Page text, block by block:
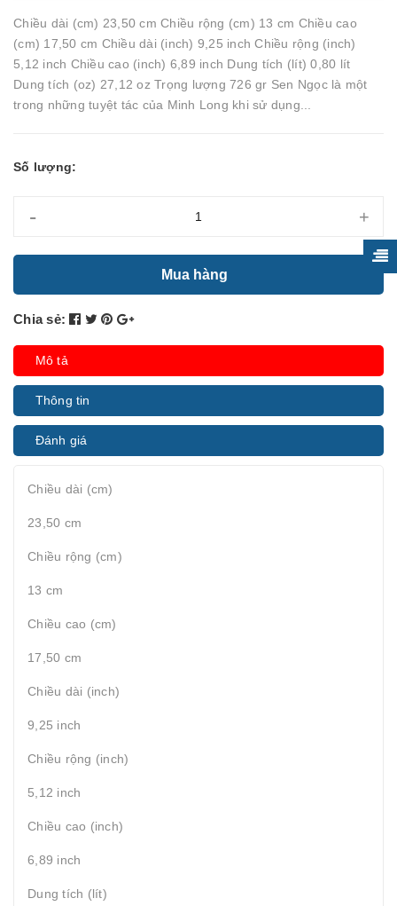
Chiều dài (cm) 23,50 cm Chiều rộng (cm) 13 cm Chiều cao
(cm) 17,50 cm Chiều dài (inch) 9,25 inch Chiều rộng (inch)
5,12 inch Chiều cao (inch) 6,89 inch Dung tích (lít) 0,80 lít
Dung tích (oz) 27,12 oz Trọng lượng 726 gr Sen Ngọc là một
trong những tuyệt tác của Minh Long khi sử dụng...
Số lượng:
- +
Mua hàng
Chia sẻ:
Mô tả
Thông tin
Đánh giá
Chiều dài (cm)
23,50 cm
Chiều rộng (cm)
13 cm
Chiều cao (cm)
17,50 cm
Chiều dài (inch)
9,25 inch
Chiều rộng (inch)
5,12 inch
Chiều cao (inch)
6,89 inch
Dung tích (lít)